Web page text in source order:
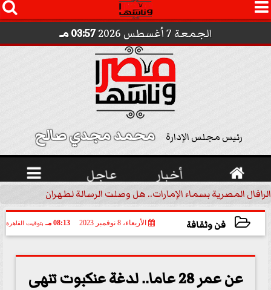
 
الجمعة 7 أغسطس 2026 03:57 مـ
رئيس مجلس الإدارة محمد مجدي صالح
 أخبار عاجل 
الرافال المصرية بسماء الإمارات.. هل وصلت الرسالة لطهران؟..
فن وثقافة الأربعاء، 8 نوفمبر 2023 08:13 مـ بتوقيت القاهرة
عن عمر 28 عاما.. لدغة عنكبوت تنهى